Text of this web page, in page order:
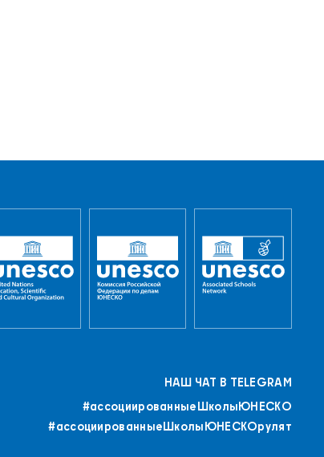
НАШ ЧАТ В TELEGRAM
#ассоциированныеШколыЮНЕСКO
#ассоциированныеШколыЮНЕСКОрулят